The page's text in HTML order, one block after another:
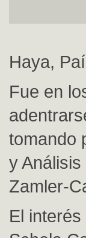
Haya,
Fue en
tomando
y
Zamler-
El